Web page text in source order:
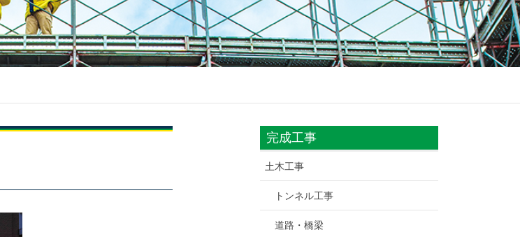
完成工事
土木工事
トンネル工事
道路・橋梁